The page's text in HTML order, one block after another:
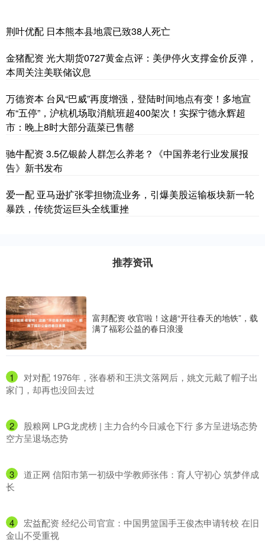
荆叶优配 日本熊本县地震已致38人死亡
金猪配资 光大期货0727黄金点评：美伊停火支撑金价反弹，
本周关注美联储议息
万德资本 台风“巴威”再度增强，登陆时间地点有变！多地宣
布“五停”，沪杭机场取消航班超400架次！实探宁德永辉超
市：晚上8时大部分蔬菜已售罄
驰牛配资 3.5亿银龄人群怎么养老？《中国养老行业发展报
告》新书发布
爱一配 亚马逊扩张零担物流业务，引爆美股运输板块新一轮
暴跌，传统货运巨头全线重挫
推荐资讯
富邦配资 收官啦！这趟“开往春天的地铁”，载
满了福彩公益的春日浪漫
1
​对对配 1976年，张春桥和王洪文落网后，姚文元戴了帽子出
家门，却再也没回去过
2
​股粮网 LPG龙虎榜 | 主力合约今日减仓下行 多方呈进场态势
空方呈退场态势
3
​道正网 信阳市第一初级中学教师张伟：育人守初心 筑梦伴成
长
4
​宏益配资 经纪公司官宣：中国男篮国手王俊杰申请转校 在旧
金山不受重视